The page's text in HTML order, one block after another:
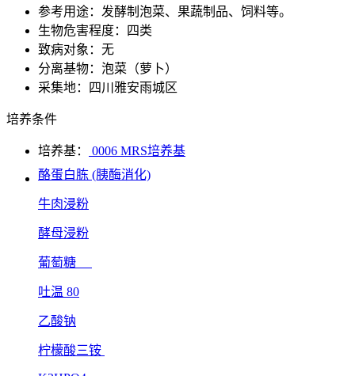
参考用途：发酵制泡菜、果蔬制品、饲料等。
生物危害程度：四类
致病对象：无
分离基物：泡菜（萝卜）
采集地：四川雅安雨城区
培养条件
培养基：
0006 MRS培养基
酪蛋白胨 (胰酶消化)
牛肉浸粉
酵母浸粉
葡萄糖
吐温 80
乙酸钠
柠檬酸三铵